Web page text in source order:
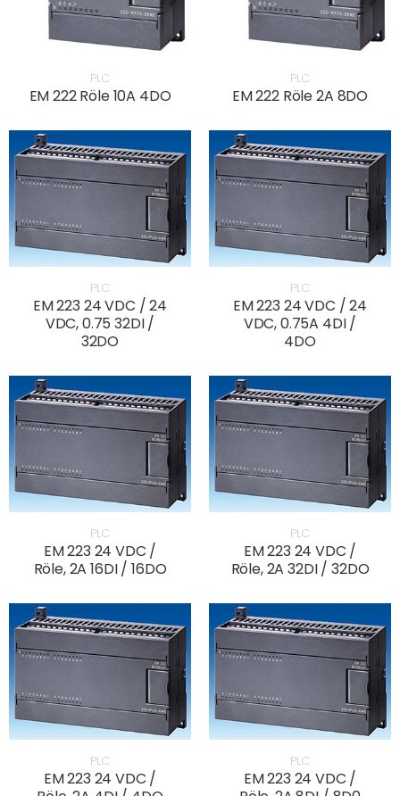
PLC
EM 222 Röle 10A 4DO
PLC
EM 222 Röle 2A 8DO
PLC
EM 223 24 VDC / 24
VDC, 0.75 32DI /
32DO
PLC
EM 223 24 VDC / 24
VDC, 0.75A 4DI /
4DO
PLC
EM 223 24 VDC /
Röle, 2A 16DI / 16DO
PLC
EM 223 24 VDC /
Röle, 2A 32DI / 32DO
PLC
EM 223 24 VDC /
PLC
EM 223 24 VDC /